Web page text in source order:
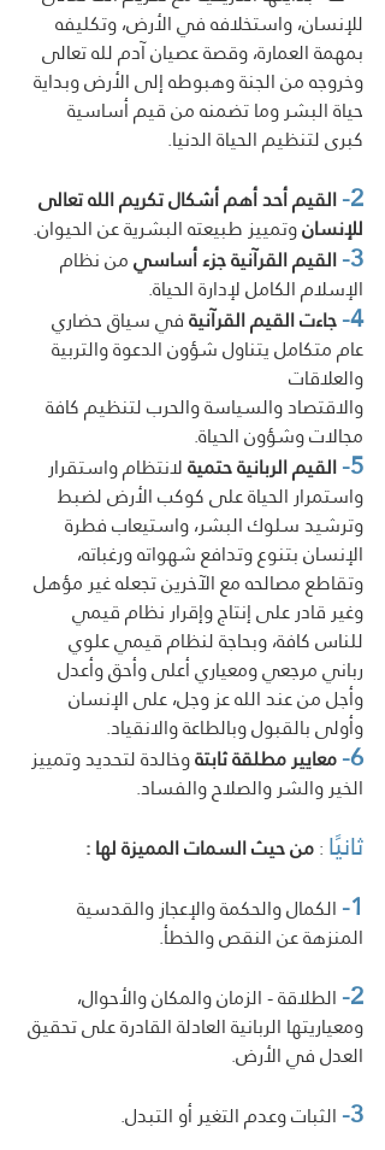
للإنسان، واستخلافه في الأرض، وتكليفه
بمهمة العمارة، وقصة عصيان آدم لله تعالى
وخروجه من الجنة وهبوطه إلى الأرض وبداية
حياة البشر وما تضمنه من قيم أساسية
كبرى لتنظيم الحياة الدنيا.
2- القيم أحد أهم أشكال تكريم الله تعالى
للإنسان وتمييز طبيعته البشرية عن الحيوان.
3- القيم القرآنية جزء أساسي من نظام
الإسلام الكامل لإدارة الحياة.
4- جاءت القيم القرآنية في سياق حضاري
عام متكامل يتناول شؤون الدعوة والتربية
والعلاقات
والاقتصاد والسياسة والحرب لتنظيم كافة
مجالات وشؤون الحياة.
5- القيم الربانية حتمية لانتظام واستقرار
واستمرار الحياة على كوكب الأرض لضبط
وترشيد سلوك البشر، واستيعاب فطرة
الإنسان بتنوع وتدافع شهواته ورغباته،
وتقاطع مصالحه مع الآخرين تجعله غير مؤهل
وغير قادر على إنتاج وإقرار نظام قيمي
للناس كافة، وبحاجة لنظام قيمي علوي
رباني مرجعي ومعياري أعلى وأحق وأعدل
وأجل من عند الله عز وجل، على الإنسان
وأولى بالقبول وبالطاعة والانقياد.
6- معايير مطلقة ثابتة وخالدة لتحديد وتمييز
الخير والشر والصلاح والفساد.
ثانيًا : من حيث السمات المميزة لها :
1- الكمال والحكمة والإعجاز والقدسية
المنزهة عن النقص والخطأ.
2- الطلاقة - الزمان والمكان والأحوال،
ومعياريتها الربانية العادلة القادرة على تحقيق
العدل في الأرض.
3- الثبات وعدم التغير أو التبدل.